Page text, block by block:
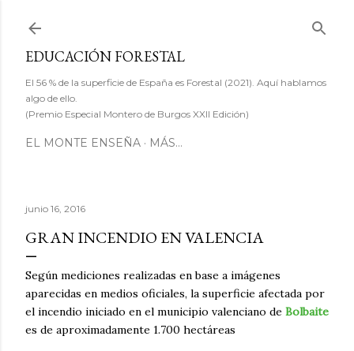
EDUCACIÓN FORESTAL
El 56 % de la superficie de España es Forestal (2021). Aquí hablamos
algo de ello.
(Premio Especial Montero de Burgos XXII Edición)
EL MONTE ENSEÑA MÁS…
junio 16, 2016
GRAN INCENDIO EN VALENCIA
Según mediciones realizadas en base a imágenes
aparecidas en medios oficiales, la superficie afectada por
el incendio iniciado en el municipio valenciano de Bolbaite
es de aproximadamente 1.700 hectáreas